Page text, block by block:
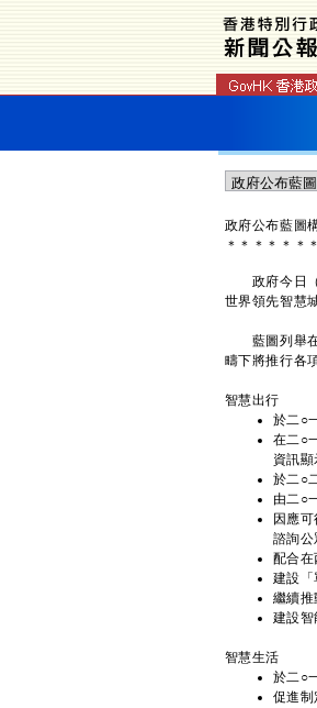
政府公布藍圖
＊ ＊ ＊ ＊ ＊ ＊ ＊
政府今日（
世界領先智慧
藍圖列舉在
疇下將推行各
智慧出行
於二○
在二○
資訊
於二○
由二○
因應
諮詢公
配合在
建設「
繼續
建設智
智慧生活
於二○
促進